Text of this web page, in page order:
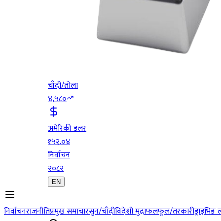
चाँदी/तोला
४,५८०
अमेरिकी डलर
१५२.०४
निर्वाचन
२०८२
EN
निर्वाचनराजनीतिप्रमुख समाचारसुन/चाँदीविदेशी मुद्राफलफूल/तरकारी